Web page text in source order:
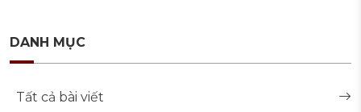
DANH MỤC
Tất cả bài viết